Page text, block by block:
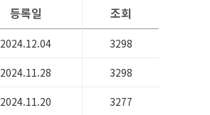
등록일 조회
2024.12.04 3298
2024.11.28 3298
2024.11.20 3277